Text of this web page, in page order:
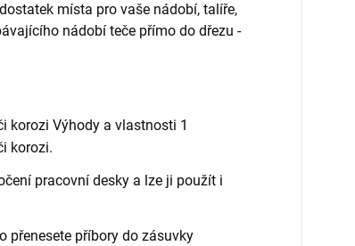
místa pro vaše nádobí, talíře,
nádobí teče přímo do dřezu -
korozi Výhody a vlastnosti 1
korozi.
pracovní desky a lze ji použít i
přenesete příbory do zásuvky